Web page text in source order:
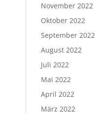
November 2022
Oktober 2022
September 2022
August 2022
Juli 2022
Mai 2022
April 2022
März 2022